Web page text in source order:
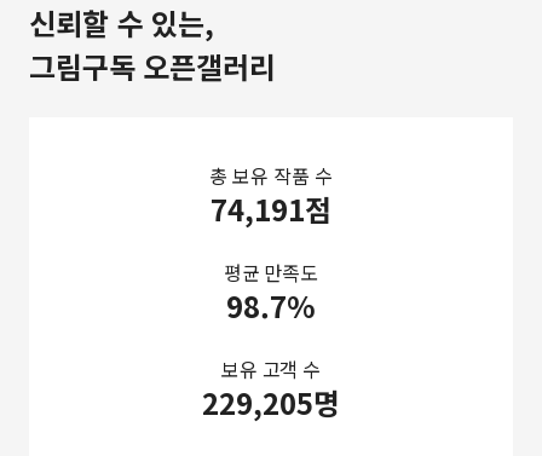
신뢰할 수 있는,
그림구독 오픈갤러리
총 보유 작품 수
74,191점
평균 만족도
98.7%
보유 고객 수
229,205명